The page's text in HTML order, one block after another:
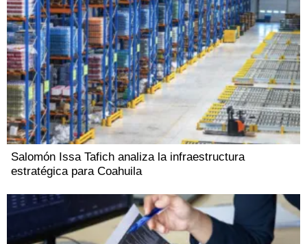
Salomón Issa Tafich analiza la infraestructura
estratégica para Coahuila